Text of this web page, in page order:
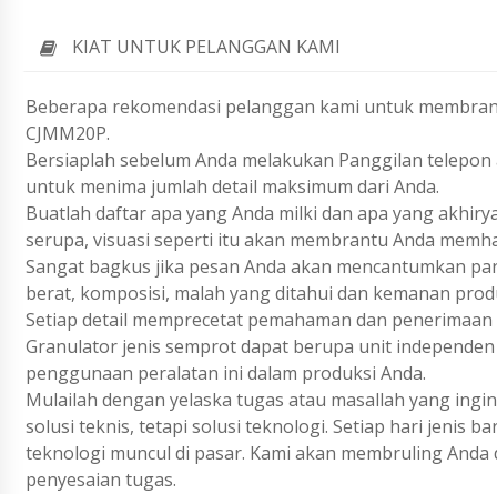
KIAT UNTUK PELANGGAN KAMI
Beberapa rekomendasi pelanggan kami untuk
CJMM20P.
Bersiaplah sebelum Anda melakukan Panggilan
untuk menima jumlah detail maksimum dari Anda.
Buatlah daftar apa yang Anda milki dan apa yang
serupa, visuasi seperti itu akan membrantu Anda
Sangat bagkus jika pesan Anda akan mencantumkan
berat, komposisi, malah yang ditahui dan kemanan
Setiap detail memprecetat pemahaman dan
Granulator jenis semprot dapat berupa unit
penggunaan peralatan ini dalam produksi Anda.
Mulailah dengan yelaska tugas atau masallah yang
solusi teknis, tetapi solusi teknologi. Setiap hari jenis
teknologi muncul di pasar. Kami akan membruling
penyesaian tugas.